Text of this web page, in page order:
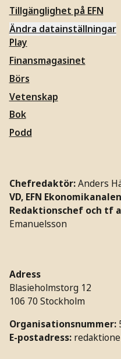
Tillgänglighet på EFN
Ändra datainställningar
Play
Finansmagasinet
Börs
Vetenskap
Bok
Podd
Chefredaktör:Anders
VD, EFN
Redaktionschef och tf
Emanuelsson
Adress
Blasieholmstorg 12
106 70 Stockholm
Organisationsnummer:
E-postadress: